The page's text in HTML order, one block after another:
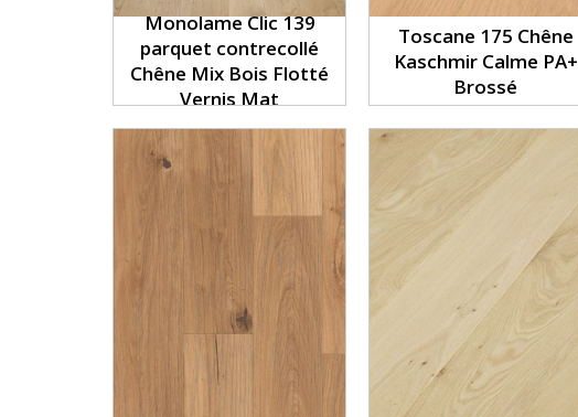
Monolame Clic 139
parquet contrecollé
Chêne Mix Bois Flotté
Vernis Mat
Toscane 175 Chêne
Kaschmir Calme PA+
Brossé